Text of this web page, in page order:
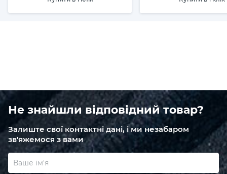
Не знайшли відповідний товар?
Залиште свої контактні дані, і ми незабаром
зв'яжемося з вами